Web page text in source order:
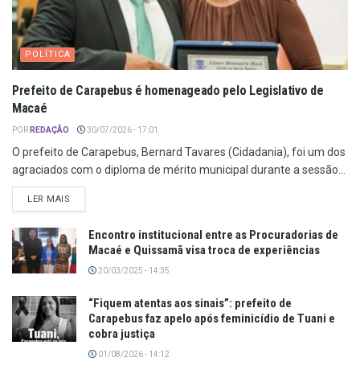
POLÍTICA
Prefeito de Carapebus é homenageado pelo Legislativo de
Macaé
POR REDAÇÃO 30/07/2026 - 17:01
O prefeito de Carapebus, Bernard Tavares (Cidadania), foi um dos
agraciados com o diploma de mérito municipal durante a sessão...
LER MAIS
Encontro institucional entre as Procuradorias de
Macaé e Quissamã visa troca de experiências
20/03/2025 - 14:35
“Fiquem atentas aos sinais”: prefeito de
Carapebus faz apelo após feminicídio de Tuani e
cobra justiça
01/08/2026 - 14:12